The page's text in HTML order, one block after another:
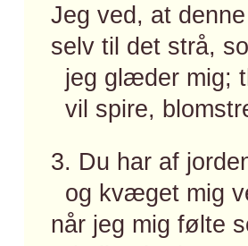
Jeg ved, at
selv til det strå,
jeg glæder mig;
vil spire,
3. Du har af
og kvæget mig
når jeg mig følte